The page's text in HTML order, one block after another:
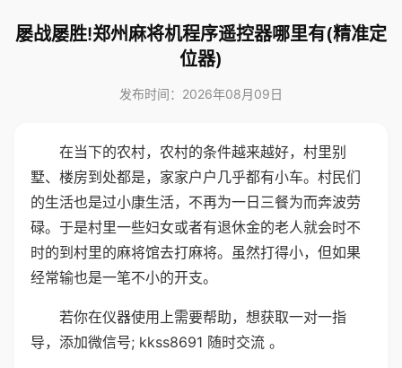
屡战屡胜!郑州麻将机程序遥控器哪里有(精准定
位器)
发布时间：2026年08月09日
在当下的农村，农村的条件越来越好，村里别
墅、楼房到处都是，家家户户几乎都有小车。村民们
的生活也是过小康生活，不再为一日三餐为而奔波劳
碌。于是村里一些妇女或者有退休金的老人就会时不
时的到村里的麻将馆去打麻将。虽然打得小，但如果
经常输也是一笔不小的开支。
若你在仪器使用上需要帮助，想获取一对一指
导，添加微信号; kkss8691 随时交流 。